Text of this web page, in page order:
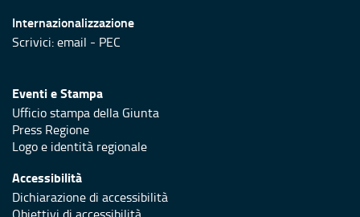
Internazionalizzazione
Scrivici:email - PEC
Eventi e Stampa
Ufficio stampa della Giunta
Press Regione
Logo e identità regionale
Accessibilità
Dichiarazione di accessibilità